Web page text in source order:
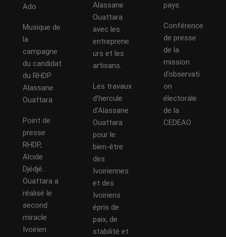
Ado
Musique de
la
campagne
du candidat
du RHDP
Alassane
Ouattara
Point de
presse
RHDP,
Alcide
Djédjé :
Ouattara a
réalisé le
second
miracle
Ivoirien
Alassane
Ouattara
avec les
entreprene
urs et les
artisans.
Les travaux
d’hercule
d’Alassane
Ouattara
pour le
bien-être
des
Ivoiriennes
et des
Ivoiriens
épris de
paix, de
stabilité et
pays.
Conférence
de presse
de la
mission
d’observati
on
électorale
de la
CEDEAO